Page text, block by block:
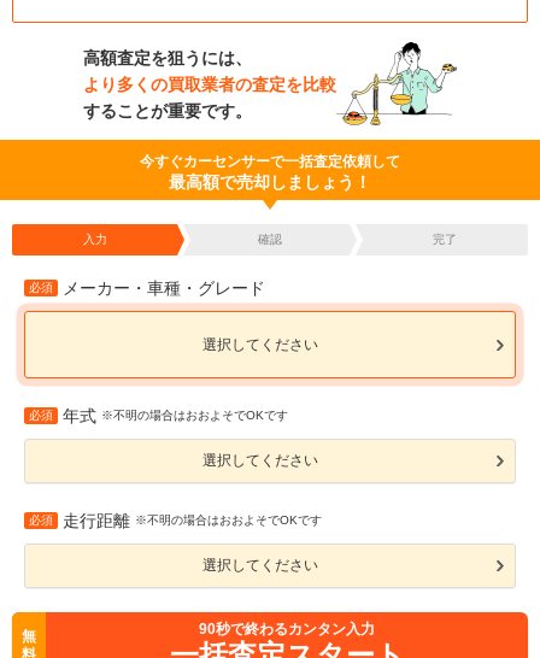
高額査定を狙うには、
より多くの買取業者の査定を比較
することが重要です。
今すぐカーセンサーで一括査定依頼して
最高額で売却しましょう！
入力 確認 完了
必須 メーカー・車種・グレード
選択してください
必須 年式 ※不明の場合はおおよそでOKです
選択してください
必須 走行距離 ※不明の場合はおおよそでOKです
選択してください
無
料
90秒で終わるカンタン入力